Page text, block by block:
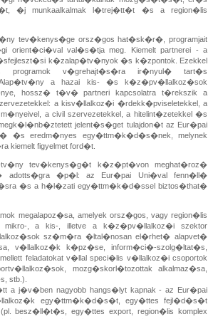
�j munkaalkalmak l�trej�tt�t �s a region�lis
tev�kenys�ge orsz�gos hat�sk�r�, programjait
orient�ci�val val�s�tja meg. Kiemelt partnerei - a
k�zalap�tv�nyok �s k�zpontok. Ezekkel
programok v�grehajt�s�ra ir�nyul� tart�s
a hazai kis- �s k�z�pv�llalkoz�sok
hossz� t�v� partneri kapcsolatra t�rekszik a
a kisv�llalkoz�i �rdekk�pviseletekkel, a
a civil szervezetekkel, a hitelint�zetekkel �s
jelent�s�get tulajdon�t az Eur�pai
�s eredm�nyes egy�ttm�k�d�s�nek, melynek
figyelmet ford�t.
tev�kenys�g�t k�z�pt�von meghat�roz�
�p�l: az Eur�pai Uni�val fenn�ll�
�s a h�l�zati egy�ttm�k�d�ssel biztos�that�
megalapoz�sa, amelyek orsz�gos, vagy region�lis
, a kis-, illetve a k�z�pv�llalkoz�i szektor
sz�m�ra �ltal�nosan el�rhet� alapvet�
v�llalkoz�k k�pz�se, inform�ci�-szolg�ltat�s,
feladatokat v�llal speci�lis v�llalkoz�i csoportok
mozg�skorl�tozottak alkalmaz�sa,
stb.).
a j�v�ben nagyobb hangs�lyt kapnak - az Eur�pai
egy�ttm�k�d�s�t, egy�ttes fejl�d�s�t
besz�ll�t�s, egy�ttes export, region�lis komplex